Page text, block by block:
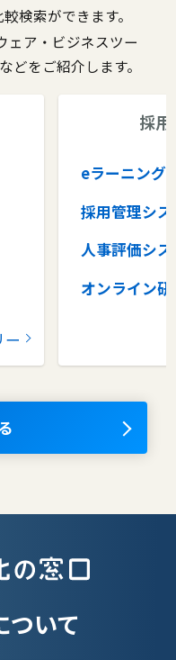
検索ができます。
ェア・ビジネスツー
どをご紹介します。
ル
ー
採
eラーニング
採用管理シス
人事評価シス
オンライン研
タレントマ
OKRツール
授業支援シス
ついて